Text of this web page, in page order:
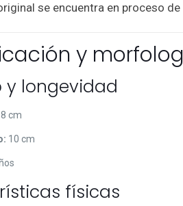
se encuentra en proceso
y
y longevidad
8 cm
10 cm
físicas